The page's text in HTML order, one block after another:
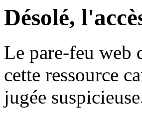
Désolé,
Le pare-feu web
cette ressource
jugée